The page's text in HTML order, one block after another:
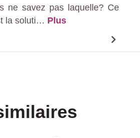
ne savez pas laquelle? Ce
la soluti… Plus